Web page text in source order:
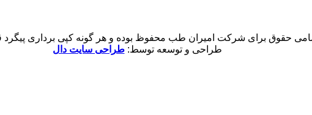
حقوق برای شرکت امیران طب محفوظ بوده و هر گونه کپی برداری پیگرد
طراحی و توسعه توسط:طراحی سایت دال